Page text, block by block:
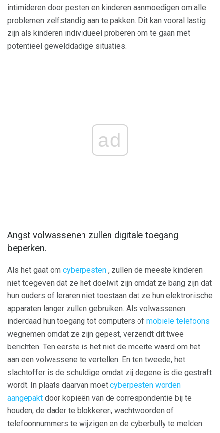
intimideren door pesten en kinderen aanmoedigen om alle
problemen zelfstandig aan te pakken. Dit kan vooral lastig
zijn als kinderen individueel proberen om te gaan met
potentieel gewelddadige situaties.
ad
Angst volwassenen zullen digitale toegang
beperken.
Als het gaat om cyberpesten , zullen de meeste kinderen
niet toegeven dat ze het doelwit zijn omdat ze bang zijn dat
hun ouders of leraren niet toestaan ​​dat ze hun elektronische
apparaten langer zullen gebruiken. Als volwassenen
inderdaad hun toegang tot computers of mobiele telefoons
wegnemen omdat ze zijn gepest, verzendt dit twee
berichten. Ten eerste is het niet de moeite waard om het
aan een volwassene te vertellen. En ten tweede, het
slachtoffer is de schuldige omdat zij degene is die gestraft
wordt. In plaats daarvan moet cyberpesten worden
aangepakt door kopieën van de correspondentie bij te
houden, de dader te blokkeren, wachtwoorden of
telefoonnummers te wijzigen en de cyberbully te melden.